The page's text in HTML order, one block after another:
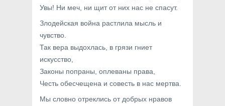
Увы! Ни меч, ни щит от них нас не спасут.
Злодейская война растлила мысль и
чувство.
Так вера выдохлась, в грязи гниет
искусство,
Законы попраны, оплеваны права,
Честь обесчещена и совесть в нас мертва.
Мы словно отреклись от добрых нравов